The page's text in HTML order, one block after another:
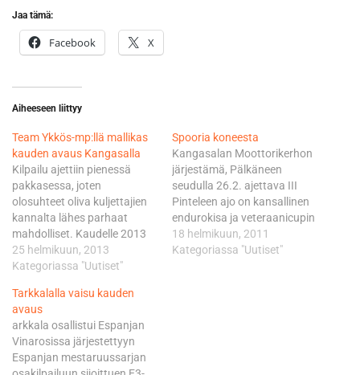
Jaa tämä:
Facebook X
Aiheeseen liittyy
Team Ykkös-mp:llä mallikas
kauden avaus Kangasalla
Kilpailu ajettiin pienessä
pakkasessa, joten
olosuhteet oliva kuljettajien
kannalta lähes parhaat
mahdolliset. Kaudelle 2013
tulleiden luokkamuutosten
vuoksi 125-kuutioisten
Holopainen vaihtoi U20-
luokkaan. Luokka on
tarkoitettu alle 20-vuotiaille,
alle 125-kuutioisilla pyörillä
kilpaileville nuorille
25 helmikuun, 2013
Kategoriassa "Uutiset"
Spooria koneesta
Kangasalan Moottorikerhon
järjestämä, Pälkäneen
seudulla 26.2. ajettava III
Pinteleen ajo on kansallinen
endurokisa ja veteraanicupin
osakilpailu. Tämä talvi on
ollut painajaista
18 helmikuun, 2011
Kategoriassa "Uutiset"
Tarkkalalla vaisu kauden
avaus
arkkala osallistui Espanjan
Vinarosissa järjestettyyn
Espanjan mestaruussarjan